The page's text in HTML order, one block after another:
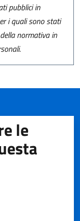
pubblici in
i quali sono stati
normativa in
le